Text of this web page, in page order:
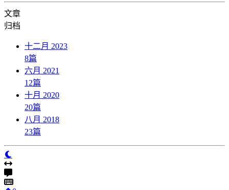
文章
归档
十二月 2023
8篇
六月 2021
12篇
十月 2020
20篇
八月 2018
23篇